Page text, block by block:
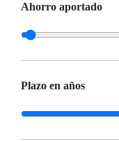
Ahorro aportado
Plazo en años